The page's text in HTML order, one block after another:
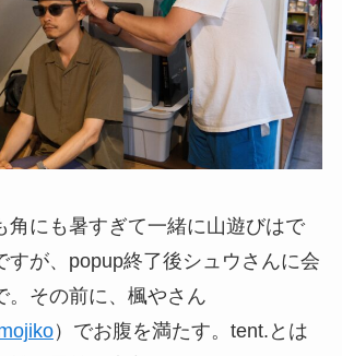
角にも暑すぎて一緒に山遊びはで
すが、popup終了後シュウさんに会
。その前に、楓やさん
）でお腹を満たす。tent.とは